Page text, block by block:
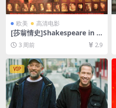
欧美 高清电影
[莎翁情史]Shakespeare in L
ove (1998)[百度网盘+夸克网
盘1080P超清未删减资源][网
盘在线播放/下载][MP4/8.4G
B][中英字幕]
3 周前 2.9
VIP